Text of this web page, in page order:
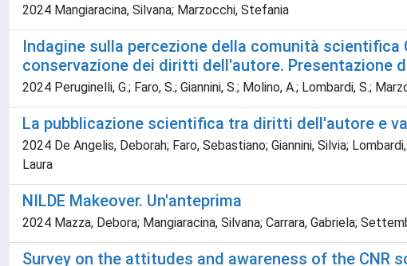
2024 Mangiaracina, Silvana; Marzocchi, Stefania
Indagine sulla percezione della comunità
conservazione dei diritti dell'autore. Presentazione
2024 Peruginelli, G.; Faro, S.; Giannini, S.; Molino, A.; Lombardi, S.;
La pubblicazione scientifica tra diritti dell'autore e
2024 De Angelis, Deborah; Faro, Sebastiano; Giannini, Silvia;
Laura
NILDE Makeover. Un'anteprima
2024 Mazza, Debora; Mangiaracina, Silvana; Carrara, Gabriela;
Survey on the attitudes and awareness of the CNR